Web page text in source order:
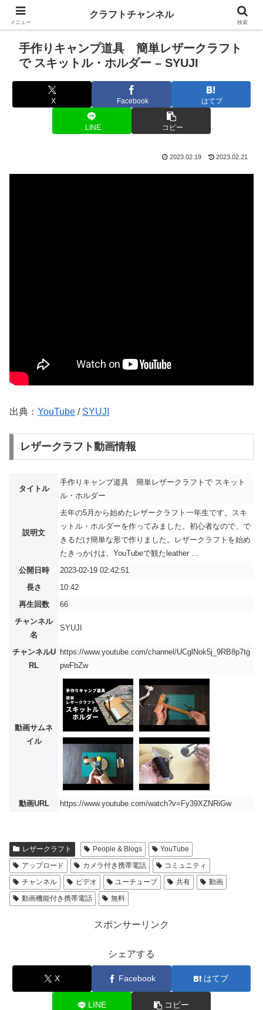
手作りキャンプ道具 簡単レザークラフト
で スキットル・ホルダー – SYUJI
X Facebook はてブ
LINE コピー
2023.02.19 2023.02.21
出典： YouTube / SYUJI
レザークラフト動画情報
タイトル
手作りキャンプ道具 簡単レザークラフトで スキット
ル・ホルダー
説明文
去年の5月から始めたレザークラフト一年生です。スキ
ットル・ホルダーを作ってみました。初心者なので、で
きるだけ簡単な形で作りました。レザークラフトを始め
たきっかけは、YouTubeで観たleather ...
公開日時
2023-02-19 02:42:51
長さ
10:42
再生回数
66
チャンネル
名
SYUJI
チャンネルU
RL
https://www.youtube.com/channel/UCglNok5j_9RB8p7tg
pwFbZw
動画サムネ
イル
動画URL https://www.youtube.com/watch?v=Fy39XZNRiGw
レザークラフト People & Blogs
YouTube
アップロード
カメラ付き携帯電話
コミュニティ
チャンネル
ビデオ ユーチューブ 共有
動画
動画機能付き携帯電話
無料
スポンサーリンク
シェアする
X Facebook はてブ
LINE コピー
メニュー
クラフトチャンネル
検索